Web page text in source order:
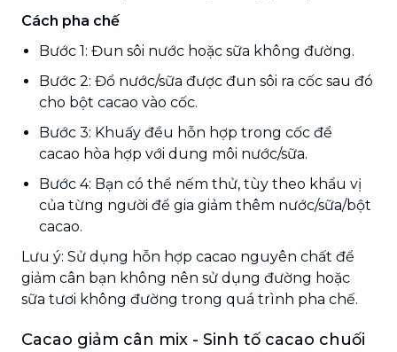
Cách pha chế
Bước 1: Đun sôi nước hoặc sữa không đường.
Bước 2: Đổ nước/sữa được đun sôi ra cốc sau đó
cho bột cacao vào cốc.
Bước 3: Khuấy đều hỗn hợp trong cốc để
cacao hòa hợp với dung môi nước/sữa.
Bước 4: Bạn có thể nếm thử, tùy theo khẩu vị
của từng người để gia giảm thêm nước/sữa/bột
cacao.
Lưu ý: Sử dụng hỗn hợp cacao nguyên chất để
giảm cân bạn không nên sử dụng đường hoặc
sữa tươi không đường trong quá trình pha chế.
Cacao giảm cân mix - Sinh tố cacao chuối